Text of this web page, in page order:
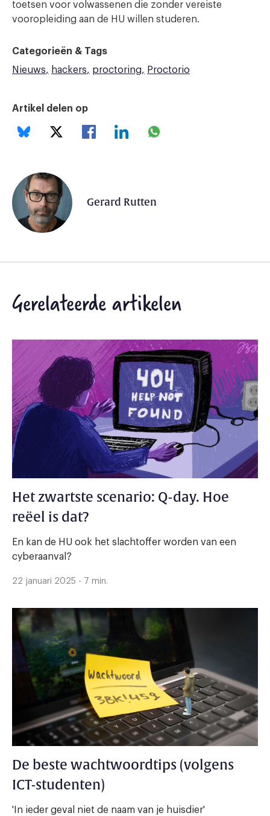
toetsen voor volwassenen die zonder vereiste
vooropleiding aan de HU willen studeren.
Categorieën & Tags
Nieuws
hackers proctoring Proctorio
Artikel delen op
Gerard Rutten
Gerelateerde artikelen
Het zwartste scenario: Q-day. Hoe
reëel is dat?
En kan de HU ook het slachtoffer worden van een
cyberaanval?
22 januari 2025 - 7 min.
De beste wachtwoordtips (volgens
ICT-studenten)
'In ieder geval niet de naam van je huisdier'